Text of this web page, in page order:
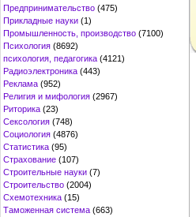
Предпринимательство (475)
Прикладные науки (1)
Промышленность, производство (7100)
Психология (8692)
психология, педагогика (4121)
Радиоэлектроника (443)
Реклама (952)
Религия и мифология (2967)
Риторика (23)
Сексология (748)
Социология (4876)
Статистика (95)
Страхование (107)
Строительные науки (7)
Строительство (2004)
Схемотехника (15)
Таможенная система (663)